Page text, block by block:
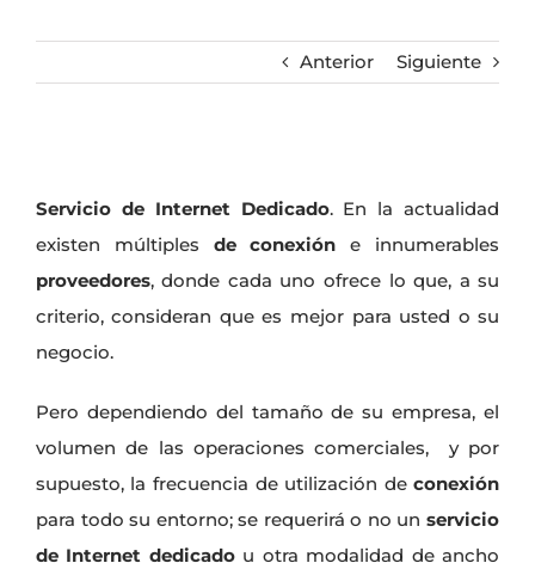
Anterior Siguiente
Servicio de Internet Dedicado. En la actualidad
existen múltiples de conexióne innumerables
proveedores, donde cada uno ofrece lo que, a su
criterio, consideran que es mejor para usted o su
negocio.
Pero dependiendo del tamaño de su empresa, el
volumen de las operaciones comerciales, y por
supuesto, la frecuencia de utilización deconexión
para todo su entorno; se requerirá o no un servicio
de Internet dedicado u otra modalidad de ancho